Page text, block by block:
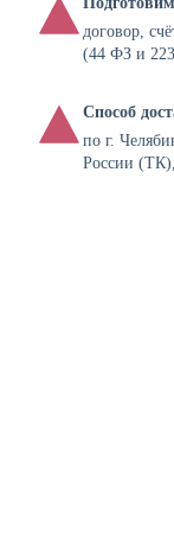
договор,
(44 ФЗ и
Способ
по г.
России